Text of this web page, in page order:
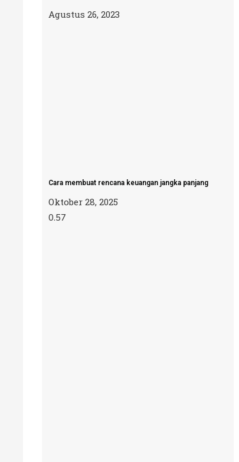
Agustus 26, 2023
Cara membuat rencana keuangan jangka panjang
Oktober 28, 2025